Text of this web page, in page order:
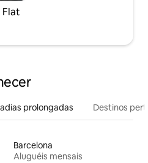
Flat
prolongadas Destinos
Barcelona
Aluguéis mensais